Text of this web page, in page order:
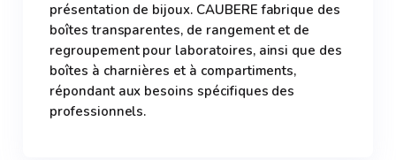
présentation de bijoux. CAUBERE fabrique des
boîtes transparentes, de rangement et de
regroupement pour laboratoires, ainsi que des
boîtes à charnières et à compartiments,
répondant aux besoins spécifiques des
professionnels.